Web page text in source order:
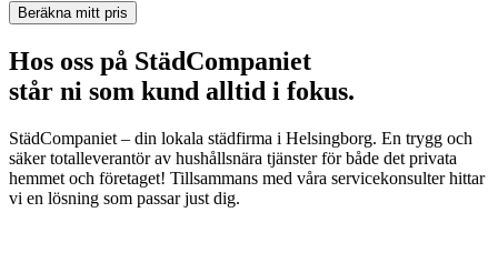
Hos oss på StädCompaniet
står ni som kund alltid i fokus.
StädCompaniet – din lokala städfirma i Helsingborg. En trygg och
säker totalleverantör av hushållsnära tjänster för både det privata
hemmet och företaget! Tillsammans med våra servicekonsulter hittar
vi en lösning som passar just dig.